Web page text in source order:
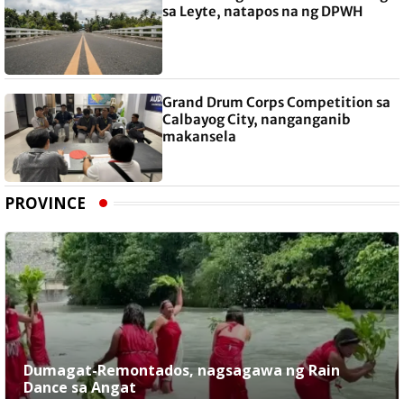
sa Leyte, natapos na ng DPWH
Grand Drum Corps Competition sa
Calbayog City, nanganganib
makansela
PROVINCE
Dumagat-Remontados, nagsagawa ng Rain
Dance sa Angat